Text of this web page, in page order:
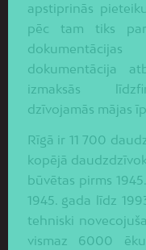
apstiprinās
pēc tam tiks
dokumentācija
izmaksās
dzīvojamās mājas
Rīgā ir 11 700
kopējā
būvētas pirms
1945. gada līdz
tehniski
vismaz 6000